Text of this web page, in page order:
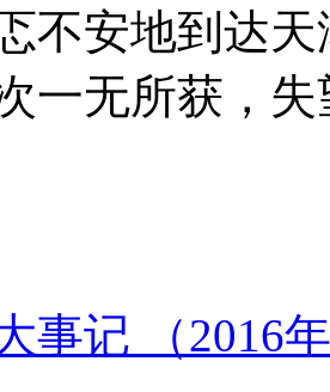
不安地到达
一无所获，
事记 （2016